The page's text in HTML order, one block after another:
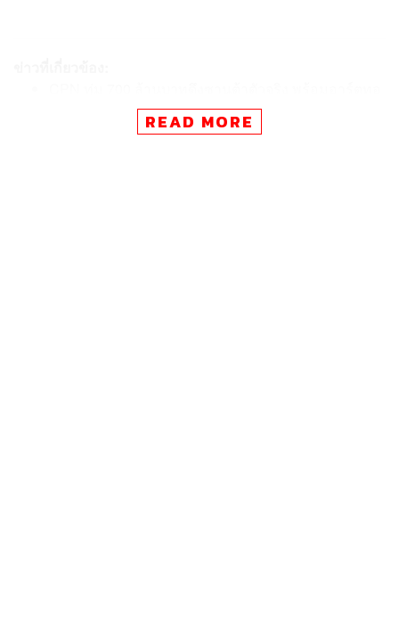
ย 23 คาแรกเตอร์ สูง 4 เมตร ปลุกมู้ดจับจ่ายในเซ็นทรัล
CPN เผยอินไซต์วัยรุ่น Gen Z ฮิตดื่มกาแฟ พร้อมจ่ายรา
READ MORE